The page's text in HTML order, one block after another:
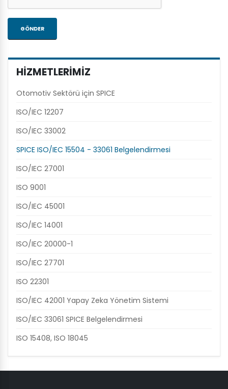
HİZMETLERİMİZ
Otomotiv Sektörü için SPICE
ISO/IEC 12207
ISO/IEC 33002
SPICE ISO/IEC 15504 - 33061 Belgelendirmesi
ISO/IEC 27001
ISO 9001
ISO/IEC 45001
ISO/IEC 14001
ISO/IEC 20000-1
ISO/IEC 27701
ISO 22301
ISO/IEC 42001 Yapay Zeka Yönetim Sistemi
ISO/IEC 33061 SPICE Belgelendirmesi
ISO 15408, ISO 18045